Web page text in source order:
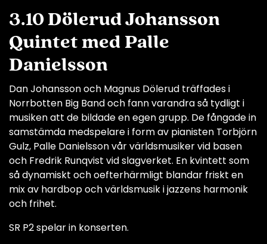
3.10 Dölerud Johansson
Quintet med Palle
Danielsson
Dan Johansson och Magnus Dölerud träffades i
Norrbotten Big Band och fann varandra så tydligt i
musiken att de bildade en egen grupp. De fångade in
samstämda medspelare i form av pianisten Torbjörn
Gulz, Palle Danielsson vår världsmusiker vid basen
och Fredrik Runqvist vid slagverket. En kvintett som
så dynamiskt och oefterhärmligt blandar friskt en
mix av hardbop och världsmusik i jazzens harmonik
och frihet.
SR P2 spelar in konserten.